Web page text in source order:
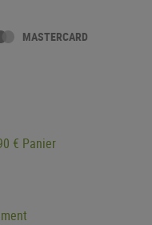
MASTERCARD
€ Panier